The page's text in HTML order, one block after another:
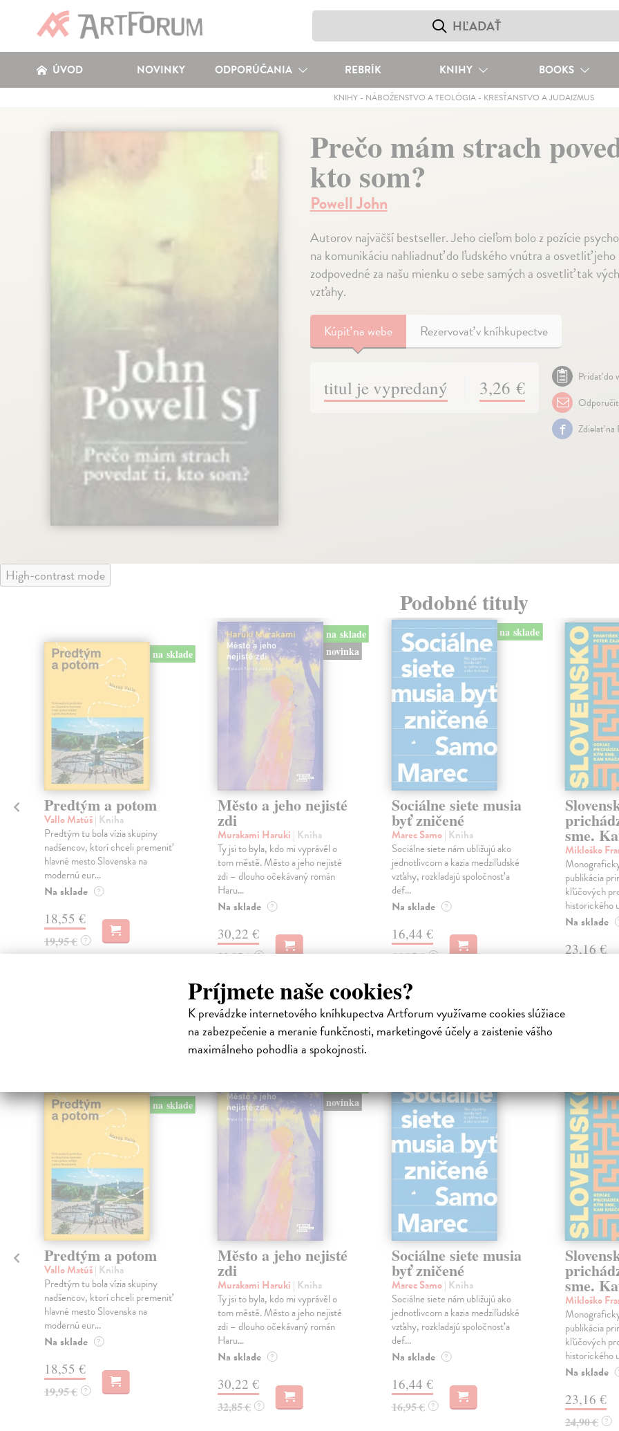
Príjmete naše cookies?
K prevádzke internetového kníhkupectva Artforum využívame cookies slúžiace
na zabezpečenie a meranie funkčnosti, marketingové účely a zaistenie vášho
maximálneho pohodlia a spokojnosti.
ÚVOD NOVINKY ODPORÚČANIA REBRÍK KNIHY BOOKS
KNIHY - NÁBOŽENSTVO A TEOLÓGIA - KRESŤANSTVO A JUDAIZMUS
Prečo mám strach
kto som?
Powell John
Autorov najväčší bestseller. Jeho cieľom bolo z pozície
na komunikáciu nahliadnuť do ľudského vnútra a osvetliť
zodpovedné za našu mienku o sebe samých a osvetliť tak
vzťahy.
Kúpiťna webe Rezervovať v kníhkupectve
titul je vypredaný 3,26 €
Pridať do
Zdielať na
High-contrast mode
Podobné tituly
na sklade
Predtým a potom
Vallo Matúš| Kniha
Predtým tu bola vízia skupiny
nadšencov, ktorí chceli premeniť
hlavné mesto Slovenska na
modernú eur...
Na sklade ?
18,55 €
19,95 € ?
na sklade
novinka
Město a jeho nejisté
zdi
Murakami Haruki | Kniha
Ty jsi to byla, kdo mi vyprávěl o
tom městě. Město a jeho nejisté
zdi – dlouho očekávaný román
Haru...
Na sklade ?
30,22 €
32,85 € ?
na sklade
Sociálne siete musia
byť zničené
Marec Samo| Kniha
Sociálne siete nám ubližujú ako
jednotlivcom a kazia medziľudské
vzťahy, rozkladajú spoločnosť a
def...
Na sklade ?
16,44 €
16,95 € ?
sme.
Mikloško
publikácia
kľúčových
historického
Na sklade
23,16 €
Čitatelia s podobným vkusom si kúpili
na sklade
Predtým a potom
Vallo Matúš| Kniha
Predtým tu bola vízia skupiny
nadšencov, ktorí chceli premeniť
hlavné mesto Slovenska na
modernú eur...
Na sklade ?
18,55 €
19,95 € ?
novinka
Město a jeho nejisté
zdi
Murakami Haruki | Kniha
Ty jsi to byla, kdo mi vyprávěl o
tom městě. Město a jeho nejisté
zdi – dlouho očekávaný román
Haru...
Na sklade ?
30,22 €
32,85 € ?
Sociálne siete musia
byť zničené
Marec Samo| Kniha
Sociálne siete nám ubližujú ako
jednotlivcom a kazia medziľudské
vzťahy, rozkladajú spoločnosť a
def...
Na sklade ?
16,44 €
16,95 € ?
sme.
Mikloško
publikácia
kľúčových
historického
Na sklade
23,16 €
24,90 € ?